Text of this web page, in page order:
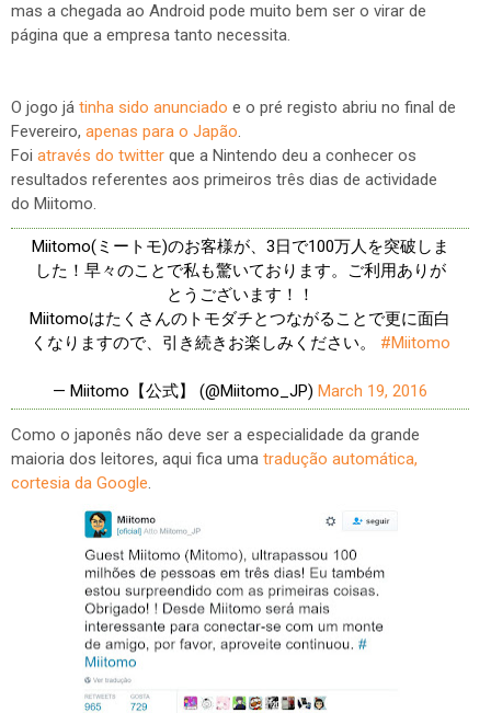
mas a chegada ao Android pode muito bem ser o virar de
página que a empresa tanto necessita.
O jogo já tinha sido anunciado e o pré registo abriu no final de
Fevereiro, apenas para o Japão.
Foi através do twitter que a Nintendo deu a conhecer os
resultados referentes aos primeiros três dias de actividade
do Miitomo.
Miitomo(ミートモ)のお客様が、3日で100万人を突破しま
した！早々のことで私も驚いております。ご利用ありが
とうございます！！
Miitomoはたくさんのトモダチとつながることで更に面白
くなりますので、引き続きお楽しみください。 #Miitomo
— Miitomo【公式】 (@Miitomo_JP) March 19, 2016
Como o japonês não deve ser a especialidade da grande
maioria dos leitores, aqui fica uma tradução automática,
cortesia da Google